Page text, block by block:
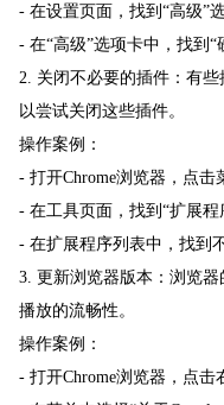
- 在设置页面，找到“高级”选
- 在“高级”选项卡中，找到“
2. 关闭不必要的插件：有
以尝试关闭这些插件。
操作案例：
- 打开Chrome浏览器，点击
- 在工具页面，找到“扩展程
- 在扩展程序列表中，找到
3. 更新浏览器版本：浏览
播放的流畅性。
操作案例：
- 打开Chrome浏览器，点击